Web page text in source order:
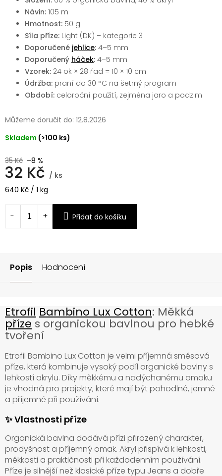
35 Kč –8 %
32 Kč / ks
Měrná
640 Kč / 1 kg
Skladem (>100 ks)
Můžeme doručit do: 12.8.2026
Přidat do košíku
Návin: 105 m
Hmotnost: 50 g
Síla příze: Light (DK) – kategorie 3
Doporučené jehlice: 4–5 mm
Doporučený háček: 4–5 mm
Vzorek: 24 ok × 28 řad = 10 × 10 cm
Údržba: praní do 30 °C na šetrný program
Období: celoroční použití, zejména jaro a podzim
Popis Hodnocení
Etrofil Bambino Lux Cotton: Měkká
příze s organickou bavlnou pro hebké
tvoření
Etrofil Bambino Lux Cotton je velmi příjemná směsová
příze, která kombinuje vysoký podíl organické bavlny s
lehkostí akrylu. Díky měkkému a nadýchanému omaku
je vhodná pro projekty, které mají být pohodlné, jemné
a příjemné při používání.
✨ Vlastnosti příze
Organická bavlna dodává přízi přirozený charakter,
prodyšnost a příjemný omak. Akryl přispívá k lehkosti,
měkkosti a praktičnosti při každodenním používání.
Příze je silnější než klasické příze typu Jeans a dobře